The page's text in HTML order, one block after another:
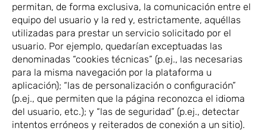
permitan, de forma exclusiva, la comunicación entre el
equipo del usuario y la red y, estrictamente, aquéllas
utilizadas para prestar un servicio solicitado por el
usuario. Por ejemplo, quedarían exceptuadas las
denominadas “cookies técnicas” (p.ej., las necesarias
para la misma navegación por la plataforma u
aplicación); “las de personalización o configuración”
(p.ej., que permiten que la página reconozca el idioma
del usuario, etc.); y “las de seguridad” (p.ej., detectar
intentos erróneos y reiterados de conexión a un sitio).